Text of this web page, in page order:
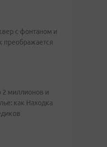
с фонтаном и
преображается
миллионов и
как Находка